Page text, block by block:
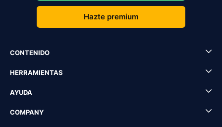
Hazte premium
CONTENIDO
HERRAMIENTAS
AYUDA
COMPANY